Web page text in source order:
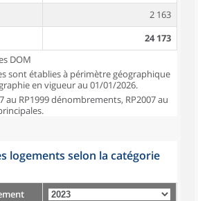
2 163
24 173
DOM
sont établies à périmètre géographique
en vigueur au 01/01/2026.
au RP1999 dénombrements, RP2007 au
logements selon la catégorie